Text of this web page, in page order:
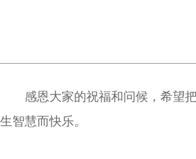
感恩大家的祝福和问候，希望
生智慧而快乐。